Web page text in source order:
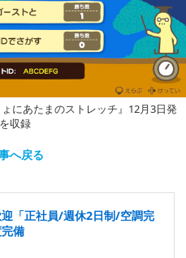
にあたまのストレッチ』12月3日発
収録
へ戻る
「正社員/週休2日制/空調完
備